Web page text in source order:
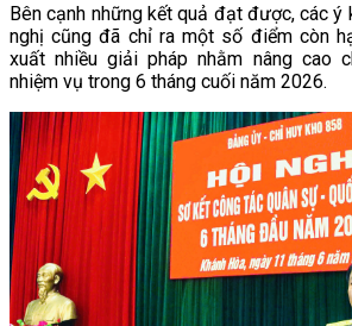
Bên cạnh những kết quả đạt được, các ý
nghị cũng đã chỉ ra một số điểm còn
xuất nhiều giải pháp nhằm nâng cao
nhiệm vụ trong 6 tháng cuối năm 2026.